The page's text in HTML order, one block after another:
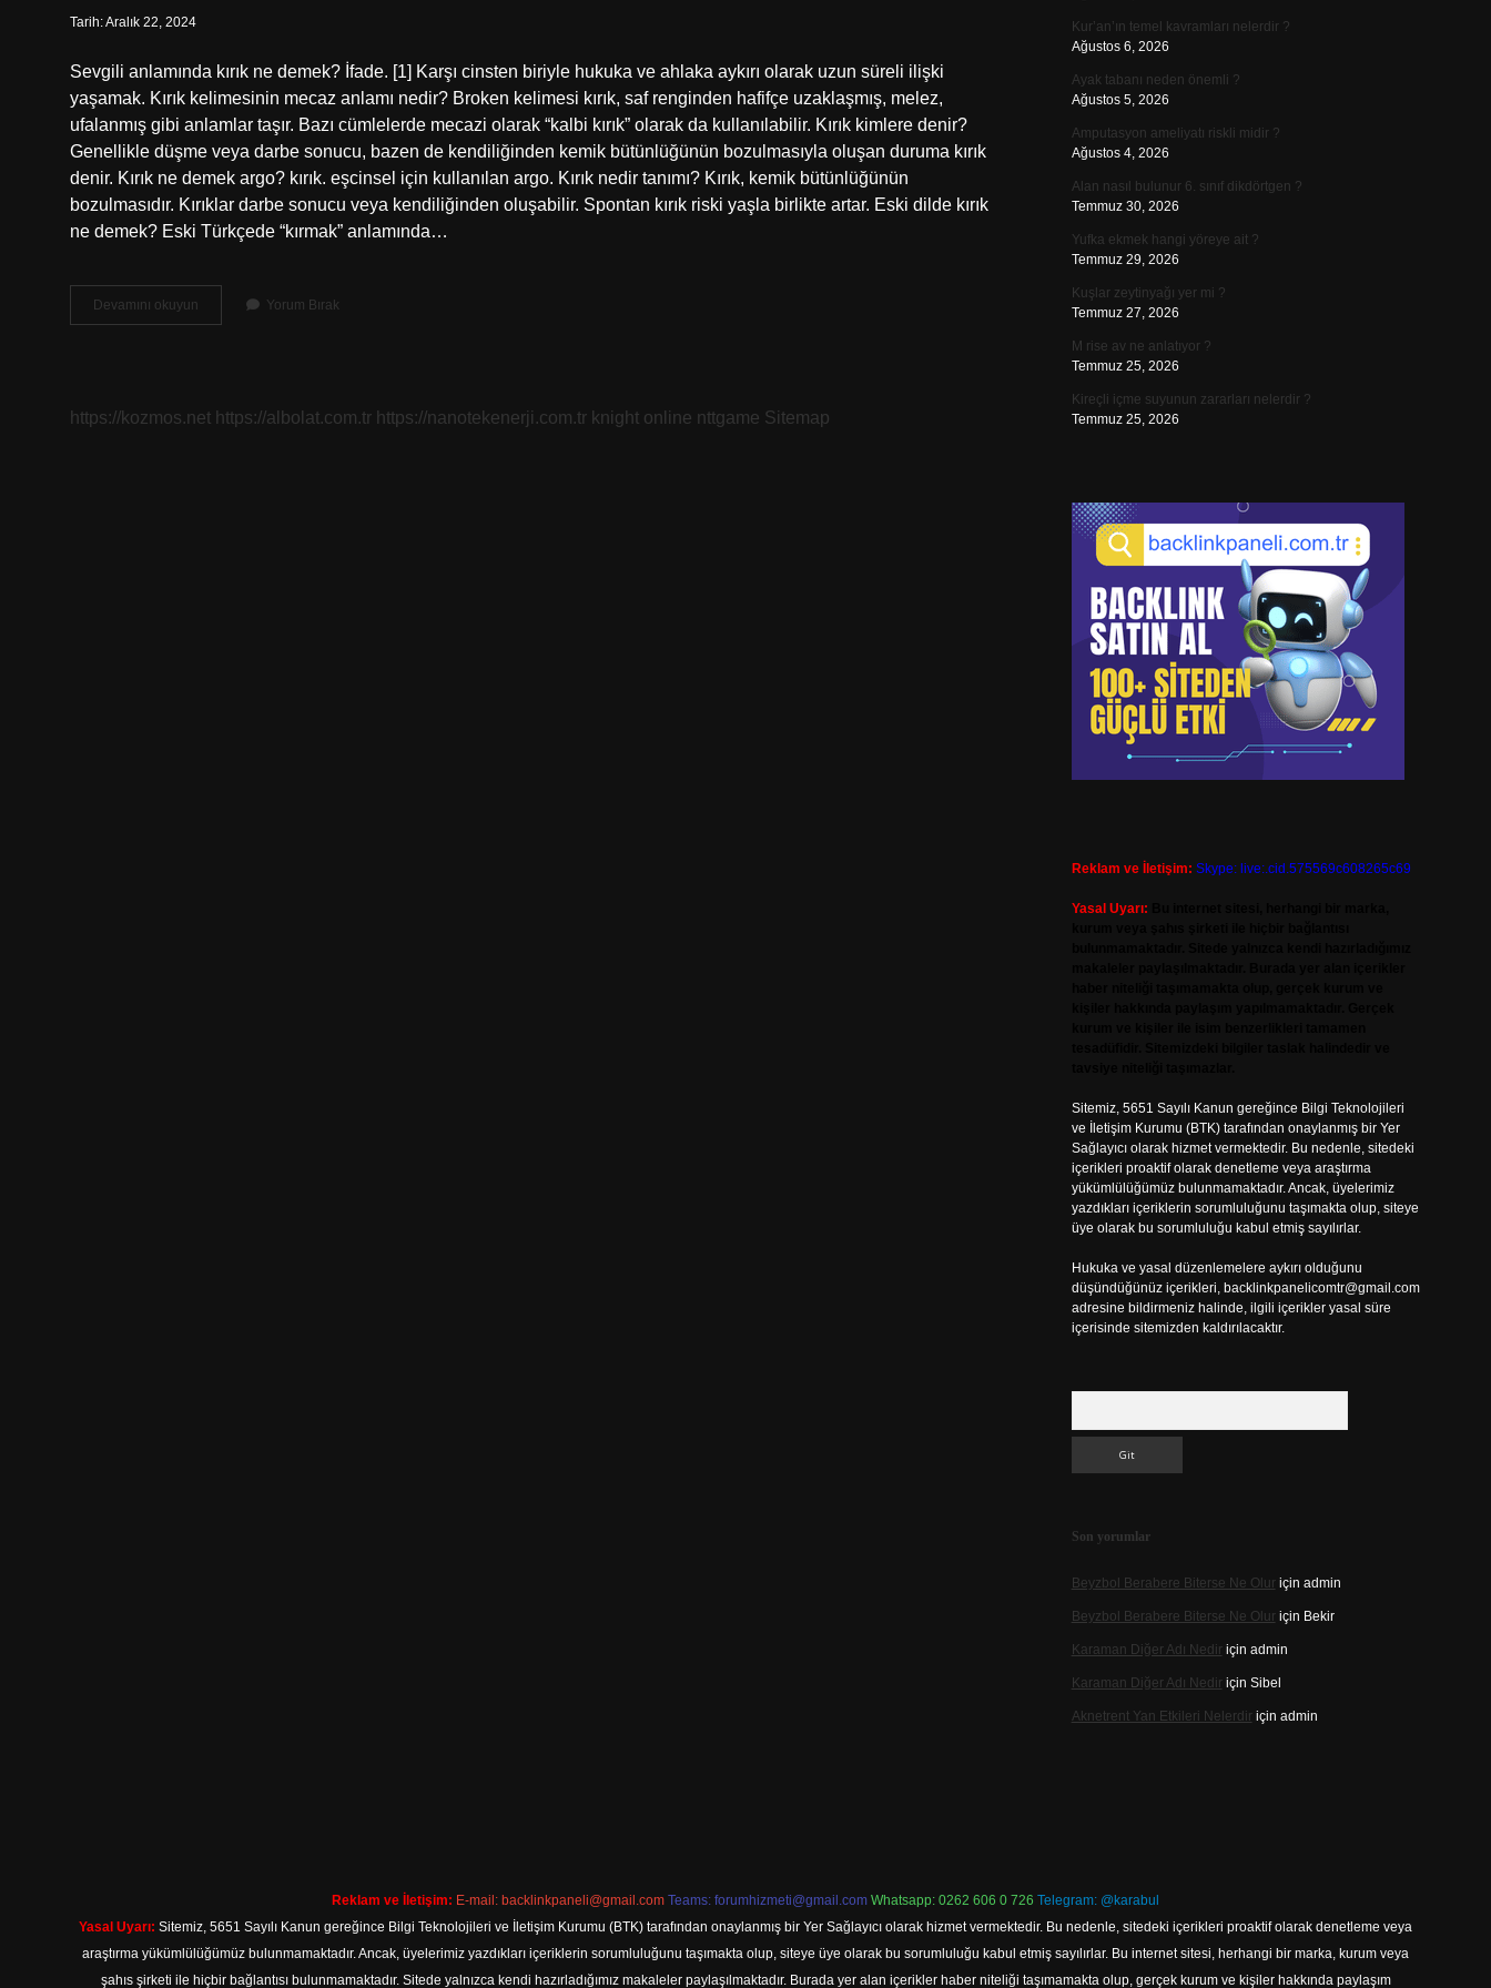
Tarih: Aralık 22, 2024
Sevgili anlamında kırık ne demek? İfade. [1] Karşı cinsten biriyle hukuka ve ahlaka aykırı olarak uzun süreli ilişki
yaşamak. Kırık kelimesinin mecaz anlamı nedir? Broken kelimesi kırık, saf renginden hafifçe uzaklaşmış, melez,
ufalanmış gibi anlamlar taşır. Bazı cümlelerde mecazi olarak “kalbi kırık” olarak da kullanılabilir. Kırık kimlere denir?
Genellikle düşme veya darbe sonucu, bazen de kendiliğinden kemik bütünlüğünün bozulmasıyla oluşan duruma kırık
denir. Kırık ne demek argo? kırık. eşcinsel için kullanılan argo. Kırık nedir tanımı? Kırık, kemik bütünlüğünün
bozulmasıdır. Kırıklar darbe sonucu veya kendiliğinden oluşabilir. Spontan kırık riski yaşla birlikte artar. Eski dilde kırık
ne demek? Eski Türkçede “kırmak” anlamında…
Devamını okuyun
Kelimesi
Yorum Bırak
https://kozmos.net https://albolat.com.tr https://nanotekenerji.com.tr knight online nttgame Sitemap
Kur’an’ın temel kavramları nelerdir ?
Ağustos 6, 2026
Ayak tabanı neden önemli ?
Ağustos 5, 2026
Amputasyon ameliyatı riskli midir ?
Ağustos 4, 2026
Alan nasıl bulunur 6. sınıf dikdörtgen ?
Temmuz 30, 2026
Yufka ekmek hangi yöreye ait ?
Temmuz 29, 2026
Kuşlar zeytinyağı yer mi ?
Temmuz 27, 2026
M rise av ne anlatıyor ?
Temmuz 25, 2026
Kireçli içme suyunun zararları nelerdir ?
Temmuz 25, 2026
Reklam ve İletişim: Skype: live:.cid.575569c608265c69
Yasal Uyarı:
Sitemiz, 5651 Sayılı Kanun gereğince Bilgi Teknolojileri
ve İletişim Kurumu (BTK) tarafından onaylanmış bir Yer
Sağlayıcı olarak hizmet vermektedir. Bu nedenle, sitedeki
içerikleri proaktif olarak denetleme veya araştırma
yükümlülüğümüz bulunmamaktadır. Ancak, üyelerimiz
yazdıkları içeriklerin sorumluluğunu taşımakta olup, siteye
üye olarak bu sorumluluğu kabul etmiş sayılırlar.
Hukuka ve yasal düzenlemelere aykırı olduğunu
düşündüğünüz içerikleri, backlinkpanelicomtr@gmail.com
adresine bildirmeniz halinde, ilgili içerikler yasal süre
içerisinde sitemizden kaldırılacaktır.
Son yorumlar
Beyzbol Berabere Biterse Ne Oluriçin admin
Beyzbol Berabere Biterse Ne Oluriçin Bekir
Karaman Diğer Adı Nediriçin admin
Karaman Diğer Adı Nediriçin Sibel
Aknetrent Yan Etkileri Nelerdiriçin admin
Reklam ve İletişim: E-mail: backlinkpaneli@gmail.com Teams: forumhizmeti@gmail.com Whatsapp: 0262 606 0 726 Telegram: @karabul
Yasal Uyarı: Sitemiz, 5651 Sayılı Kanun gereğince Bilgi Teknolojileri ve İletişim Kurumu (BTK) tarafından onaylanmış bir Yer Sağlayıcı olarak hizmet vermektedir. Bu nedenle, sitedeki içerikleri proaktif olarak denetleme veya
araştırma yükümlülüğümüz bulunmamaktadır. Ancak, üyelerimiz yazdıkları içeriklerin sorumluluğunu taşımakta olup, siteye üye olarak bu sorumluluğu kabul etmiş sayılırlar. Bu internet sitesi, herhangi bir marka, kurum veya
şahıs şirketi ile hiçbir bağlantısı bulunmamaktadır. Sitede yalnızca kendi hazırladığımız makaleler paylaşılmaktadır. Burada yer alan içerikler haber niteliği taşımamakta olup, gerçek kurum ve kişiler hakkında paylaşım